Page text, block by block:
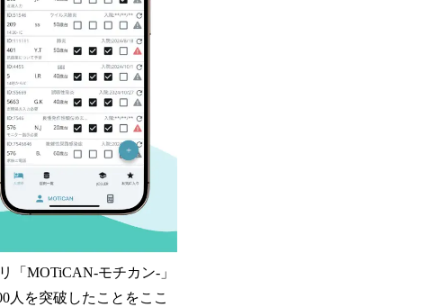
「MOTiCAN-モチカン-」
人を突破したことをここ